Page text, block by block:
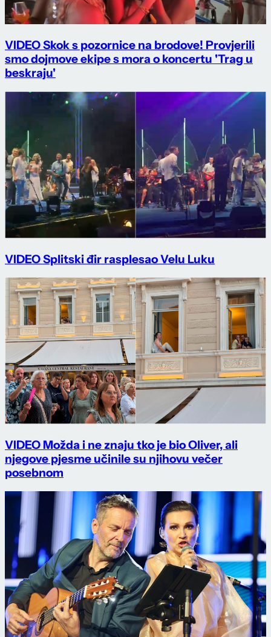
VIDEO Skok s pozornice na brodove! Provjerili
smo dojmove ekipe s mora o koncertu 'Trag u
beskraju'
VIDEO Splitski đir rasplesao Velu Luku
VIDEO Možda i ne znaju tko je bio Oliver, ali
njegove pjesme učinile su njihovu večer
posebnom